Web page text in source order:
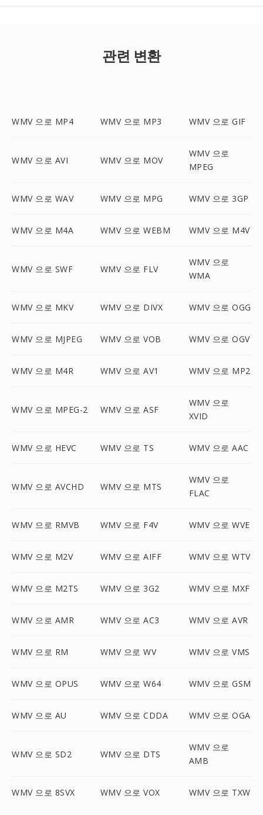
관련 변환
WMV 으로 MP4 WMV 으로 MP3 WMV 으로 GIF
WMV 으로 AVI WMV 으로 MOV
WMV 으로
MPEG
WMV 으로 WAV WMV 으로 MPG WMV 으로 3GP
WMV 으로 M4A WMV 으로 WEBM WMV 으로 M4V
WMV 으로 SWF WMV 으로 FLV
WMV 으로
WMA
WMV 으로 MKV WMV 으로 DIVX WMV 으로 OGG
WMV 으로 MJPEG WMV 으로 VOB WMV 으로 OGV
WMV 으로 M4R WMV 으로 AV1 WMV 으로 MP2
WMV 으로 MPEG-2 WMV 으로 ASF
WMV 으로
XVID
WMV 으로 HEVC WMV 으로 TS WMV 으로 AAC
WMV 으로 AVCHD WMV 으로 MTS
WMV 으로
FLAC
WMV 으로 RMVB WMV 으로 F4V WMV 으로 WVE
WMV 으로 M2V WMV 으로 AIFF WMV 으로 WTV
WMV 으로 M2TS WMV 으로 3G2 WMV 으로 MXF
WMV 으로 AMR WMV 으로 AC3 WMV 으로 AVR
WMV 으로 RM WMV 으로 WV WMV 으로 VMS
WMV 으로 OPUS WMV 으로 W64 WMV 으로 GSM
WMV 으로 AU WMV 으로 CDDA WMV 으로 OGA
WMV 으로 SD2 WMV 으로 DTS
WMV 으로
AMB
WMV 으로 8SVX WMV 으로 VOX WMV 으로 TXW